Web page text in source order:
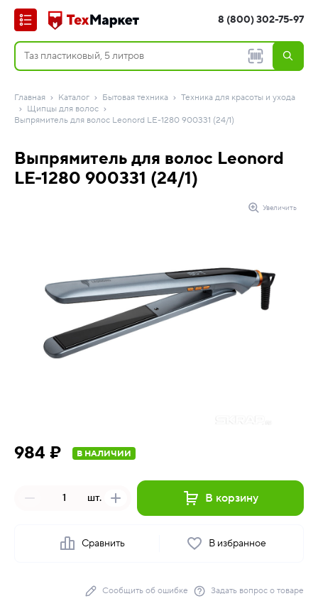
8 (800) 302-75-97
Главная Каталог Бытовая техника
Техника для красоты и ухода
Щипцы для волос
Выпрямитель для волос Leonord LE-1280 900331 (24/1)
Выпрямитель для волос Leonord
LE-1280 900331 (24/1)
Увеличить
984 ₽ В НАЛИЧИИ
шт. В корзину
Сравнить В избранное
Сообщить об ошибке Задать вопрос о товаре